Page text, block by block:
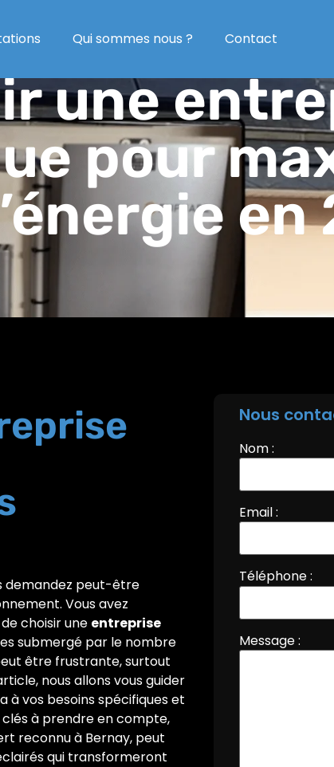
Qui sommes nous ? Contact
une
pour
en
demandez peut-être
Vous avez
choisir une entreprise
submergé par le nombre
être frustrante, surtout
nous allons vous guider
à vos besoins spécifiques et
clés à prendre en compte,
reconnu à Bernay, peut
qui transformeront
Nous
Nom :
Email :
Téléphone :
Message :